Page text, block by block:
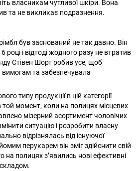
власникам чутливої шкіри. Вона
та не викликає подразнення.
був заснований не так давно. Він
році і відтоді жодного разу не втратив
Стівен Шорт робив усе, щоб
вимогам та забезпечувала
типу продукції в цій категорії
момент, коли на полицях місцевих
мізерний асортимент чоловічих
ситуацію і розробити власну
відрізнялась від існуючої
перукарем він зміг здійснити свій
на полицях з’явились нові ефективні